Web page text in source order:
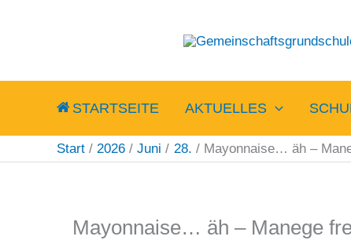
STARTSEITE AKTUELLES
Start 2026 Juni 28. Mayonnaise… äh –
Mayonnaise… äh – Manege